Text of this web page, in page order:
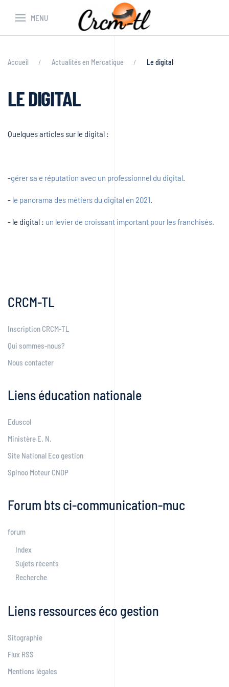
MENU
Accueil Actualités en Mercatique Le digital
LE DIGITAL
Quelques articles sur le digital :
-gérer sa e réputation avec un professionnel du digital.
- le panorama des métiers du digital en 2021.
- le digital : un levier de croissant important pour les franchisés.
CRCM-TL
Inscription CRCM-TL
Qui sommes-nous?
Nous contacter
Liens éducation nationale
Eduscol
Ministère E. N.
Site National Eco gestion
Spinoo Moteur CNDP
Forum bts ci-communication-muc
forum
Index
Sujets récents
Recherche
Liens ressources éco gestion
Sitographie
Flux RSS
Mentions légales